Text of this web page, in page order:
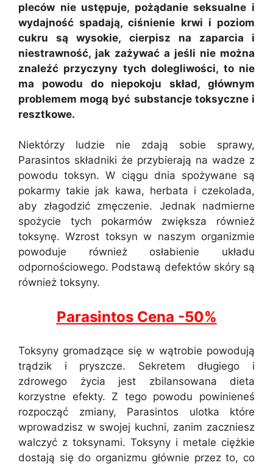
pleców nie ustępuje, pożądanie seksualne i
wydajność spadają, ciśnienie krwi i poziom
cukru są wysokie, cierpisz na zaparcia i
niestrawność, jak zażywać a jeśli nie można
znaleźć przyczyny tych dolegliwości, to nie
ma powodu do niepokoju skład, głównym
problemem mogą być substancje toksyczne i
resztkowe.
Niektórzy ludzie nie zdają sobie sprawy,
Parasintos składniki że przybierają na wadze z
powodu toksyn. W ciągu dnia spożywane są
pokarmy takie jak kawa, herbata i czekolada,
aby złagodzić zmęczenie. Jednak nadmierne
spożycie tych pokarmów zwiększa również
toksynę. Wzrost toksyn w naszym organizmie
powoduje również osłabienie układu
odpornościowego. Podstawą defektów skóry są
również toksyny.
Parasintos Cena -50%
Toksyny gromadzące się w wątrobie powodują
trądzik i pryszcze. Sekretem długiego i
zdrowego życia jest zbilansowana dieta
korzystne efekty. Z tego powodu powinieneś
rozpocząć zmiany, Parasintos ulotka które
wprowadzisz w swojej kuchni, zanim zaczniesz
walczyć z toksynami. Toksyny i metale ciężkie
dostają się do organizmu głównie przez to, co